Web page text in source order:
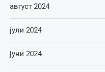
август 2024
јули 2024
јуни 2024